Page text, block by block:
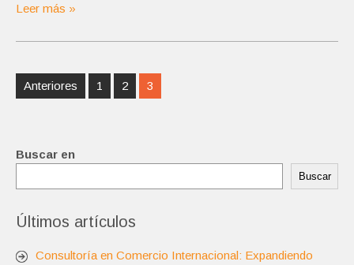
Leer más »
Navegación
de
Anteriores 1 2 3
Buscar en
Buscar
Últimos artículos
Consultoría en Comercio Internacional: Expandiendo